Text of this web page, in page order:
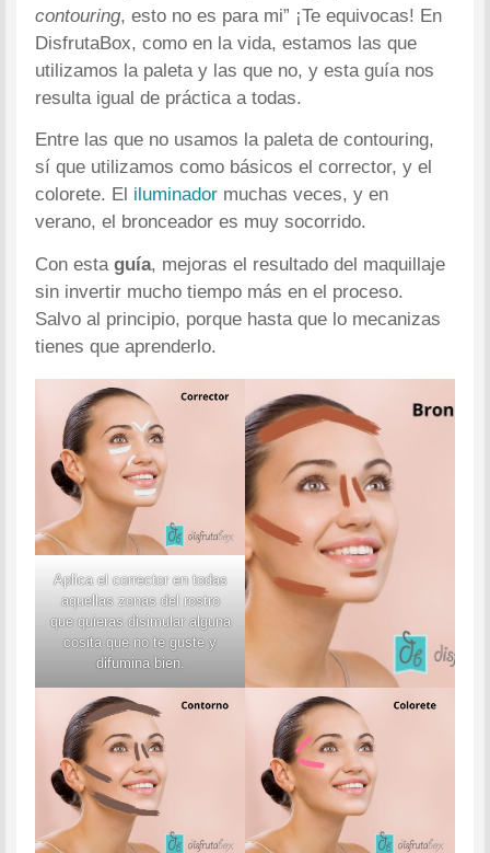
contouring, esto no es para mi” ¡Te equivocas! En
DisfrutaBox, como en la vida, estamos las que
utilizamos la paleta y las que no, y esta guía nos
resulta igual de práctica a todas.
Entre las que no usamos la paleta de contouring,
sí que utilizamos como básicos el corrector, y el
colorete. El iluminador muchas veces, y en
verano, el bronceador es muy socorrido.
Con estaguía, mejoras el resultado del maquillaje
sin invertir mucho tiempo más en el proceso.
Salvo al principio, porque hasta que lo mecanizas
tienes que aprenderlo.
Aplica el corrector en todas
aquellas zonas del rostro
que quieras disimular alguna
cosita que no te guste y
difumina bien.